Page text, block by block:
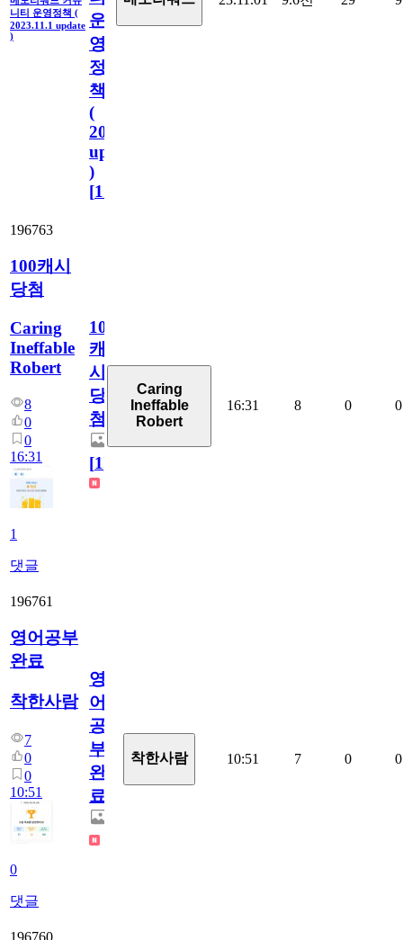
니티 운영정책 (
2023.11.1 update
)
운
영
정
책
(
2023.11.1
update
)
[110
196763
100캐시
당첨
Caring
Ineffable
Robert
8
0
0
16:31
1
댓글
100
캐
시
당
첨
[1]
Caring
Ineffable
Robert
16:31 8 0 0
196761
영어공부
완료
착한사람
7
0
0
10:51
0
댓글
영
어
공
부
완
료
착한사람 10:51 7 0 0
196760